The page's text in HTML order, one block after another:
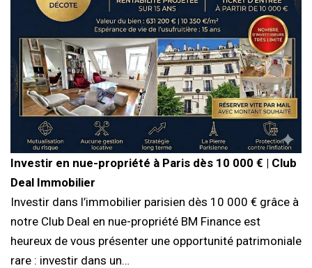
Investir en nue-propriété à Paris dès 10 000 € | Club
Deal Immobilier
Investir dans l’immobilier parisien dès 10 000 € grâce à
notre Club Deal en nue-propriété BM Finance est
heureux de vous présenter une opportunité patrimoniale
rare : investir dans un…